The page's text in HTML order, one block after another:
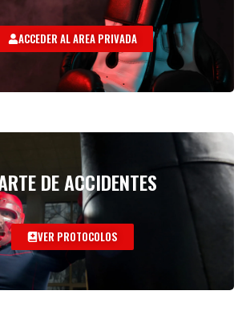
ACCEDER AL AREA PRIVADA
DE ACCIDENTES
VER PROTOCOLOS